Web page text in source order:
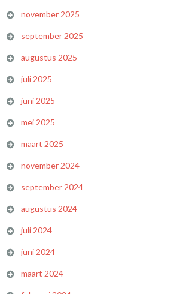
november 2025
september 2025
augustus 2025
juli 2025
juni 2025
mei 2025
maart 2025
november 2024
september 2024
augustus 2024
juli 2024
juni 2024
maart 2024